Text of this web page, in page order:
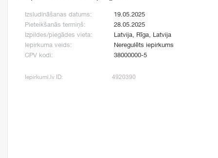
Izsludināšanas datums:
19.05.2025
Pieteikšanās termiņš:
28.05.2025
Izpildes/piegādes vieta:
Latvija, Rīga, Latvija
Iepirkuma veids:
Neregulēts iepirkums
CPV kodi:
38000000-5
Iepirkumi.lv ID: 4920390